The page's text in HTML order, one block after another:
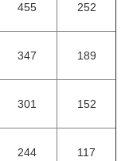
455 252
347 189
301 152
244 117